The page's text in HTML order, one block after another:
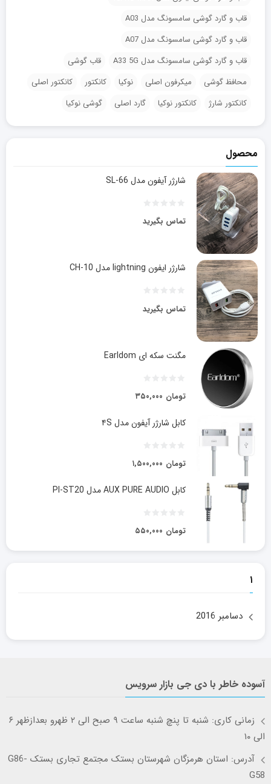
قاب و گارد گوشی سامسونگ مدل A03
قاب و گارد گوشی سامسونگ مدل A07
قاب و گارد گوشی سامسونگ مدل A33 5G
قاب گوشی
محافظ گوشی
میکرفون اصلی نوکیا کانکتور
کانکتور اصلی
کانکتور شارژ
کانکتور نوکیا گارد اصلی گوشی نوکیا
محصول
شارژر آیفون مدل SL-66
تماس بگیرید
شارژر ایفون lightning مدل CH-10
تماس بگیرید
مگنت سکه ای Earldom
۳۵۰,۰۰۰ تومان
کابل شارژر آیفون مدل ۴S
۱,۵۰۰,۰۰۰ تومان
کابل AUX PURE AUDIO مدل PI-ST20
۵۵۰,۰۰۰ تومان
۱
دسامبر 2016
آسوده خاطر با دی جی بازار سرویس
زمانی کاری: شنبه تا پنچ شنبه ساعت ۹ صبح الی ۲ ظهرو بعدازظهر ۶
الی ۱۰
آدرس: استان هرمزگان شهرستان بستک مجتمع تجاری بستک G86-
G58